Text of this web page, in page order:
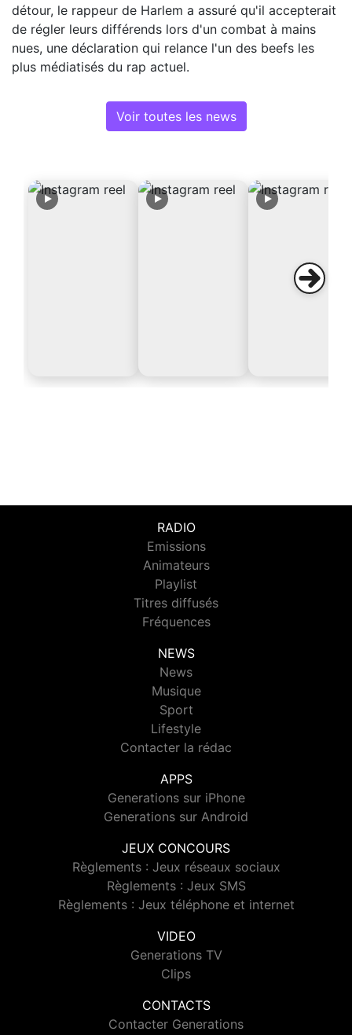
détour, le rappeur de Harlem a assuré qu'il accepterait
de régler leurs différends lors d'un combat à mains
nues, une déclaration qui relance l'un des beefs les
plus médiatisés du rap actuel.
Voir toutes les news
RADIO
Emissions
Animateurs
Playlist
Titres diffusés
Fréquences
NEWS
News
Musique
Sport
Lifestyle
Contacter la rédac
APPS
Generations sur iPhone
Generations sur Android
JEUX CONCOURS
Règlements : Jeux réseaux sociaux
Règlements : Jeux SMS
Règlements : Jeux téléphone et internet
VIDEO
Generations TV
Clips
CONTACTS
Contacter Generations